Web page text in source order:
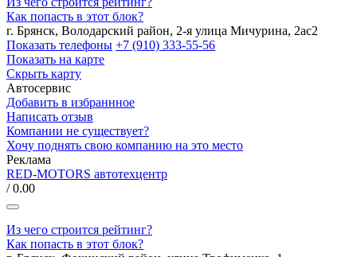
Как попасть в этот блок?
г. Брянск, Володарский район, 2-я улица Мичурина, 2ас2
Показать телефоны +7 (910) 333-55-56
Показать на карте
Скрыть карту
Автосервис
Добавить в избраннное
Написать отзыв
Компании не существует?
Хочу поднять свою компанию на это место
Реклама
RED-MOTORS автотехцентр
/ 0.00
Из чего строится рейтинг?
Как попасть в этот блок?